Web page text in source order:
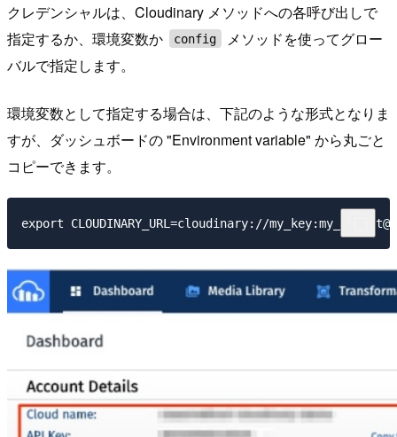
クレデンシャルは、Cloudinary メソッドへの各呼び出しで
指定するか、環境変数か
config
メソッドを使ってグロー
バルで指定します。
環境変数として指定する場合は、下記のような形式となりま
すが、ダッシュボードの "Environment variable" から丸ごと
コピーできます。